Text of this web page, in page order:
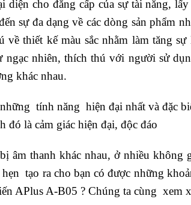
diện cho đẳng cấp của sự tài năng,
sự đa dạng về các dòng sản phẩm
thiết kế màu sắc nhằm làm tăng
nhiên, thích thú với người sử
khác nhau.
tính năng hiện đại nhất và đặc
đó là cảm giác hiện đại, độc đáo
âm thanh khác nhau, ở nhiều không
tạo ra cho bạn có được những
APlus A-B05 ? Chúng ta cùng xem